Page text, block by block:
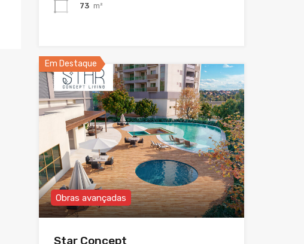
73 m²
Em Destaque
Obras avançadas
Star Concept